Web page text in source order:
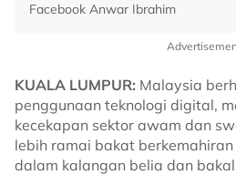
Facebook Anwar Ibrahim
KUALA LUMPUR: Malaysia
penggunaan teknologi digital,
kecekapan sektor awam dan
lebih ramai bakat
dalam kalangan belia dan